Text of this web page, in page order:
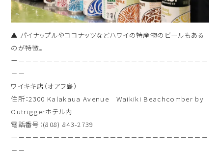
▲ パイナップルやココナッツなどハワイの特産物のビールもある
のが特徴。
ー－－－－－－－－－－－－－－－－－－－－－－－－－－－
－－
ワイキキ店（オアフ島）
住所：2300 Kalakaua Avenue Waikiki Beachcomber by
Outriggerホテル内
電話番号：(808) 843-2739
ー－－－－－－－－－－－－－－－－－－－－－－－－－－－
－－